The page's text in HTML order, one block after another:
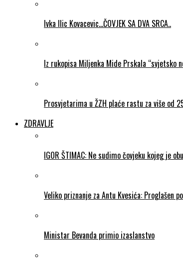
Ivka Ilic Kovacevic…ČOVJEK SA DVA SRCA..
Iz rukopisa Miljenka Mide Prskala “svjetsko
Prosvjetarima u ŽZH plaće rastu za više od
ZDRAVLJE
IGOR ŠTIMAC: Ne sudimo čovjeku kojeg je
Veliko priznanje za Antu Kvesića: Proglašen
Ministar Bevanda primio izaslanstvo